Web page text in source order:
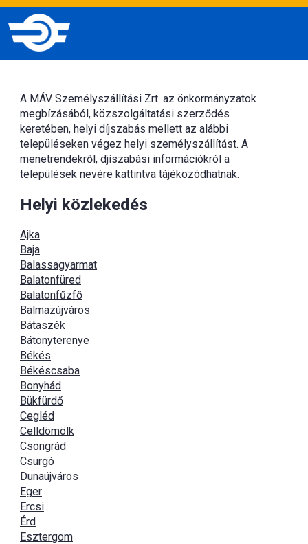
A MÁV Személyszállítási Zrt. az önkormányzatok
megbízásából, közszolgáltatási szerződés
keretében, helyi díjszabás mellett az alábbi
településeken végez helyi személyszállítást. A
menetrendekről, djíszabási információkról a
települések nevére kattintva tájékozódhatnak.
Helyi közlekedés
Ajka
Baja
Balassagyarmat
Balatonfüred
Balatonfűzfő
Balmazújváros
Bátaszék
Bátonyterenye
Békés
Békéscsaba
Bonyhád
Bükfürdő
Cegléd
Celldömölk
Csongrád
Csurgó
Dunaújváros
Eger
Ercsi
Érd
Esztergom